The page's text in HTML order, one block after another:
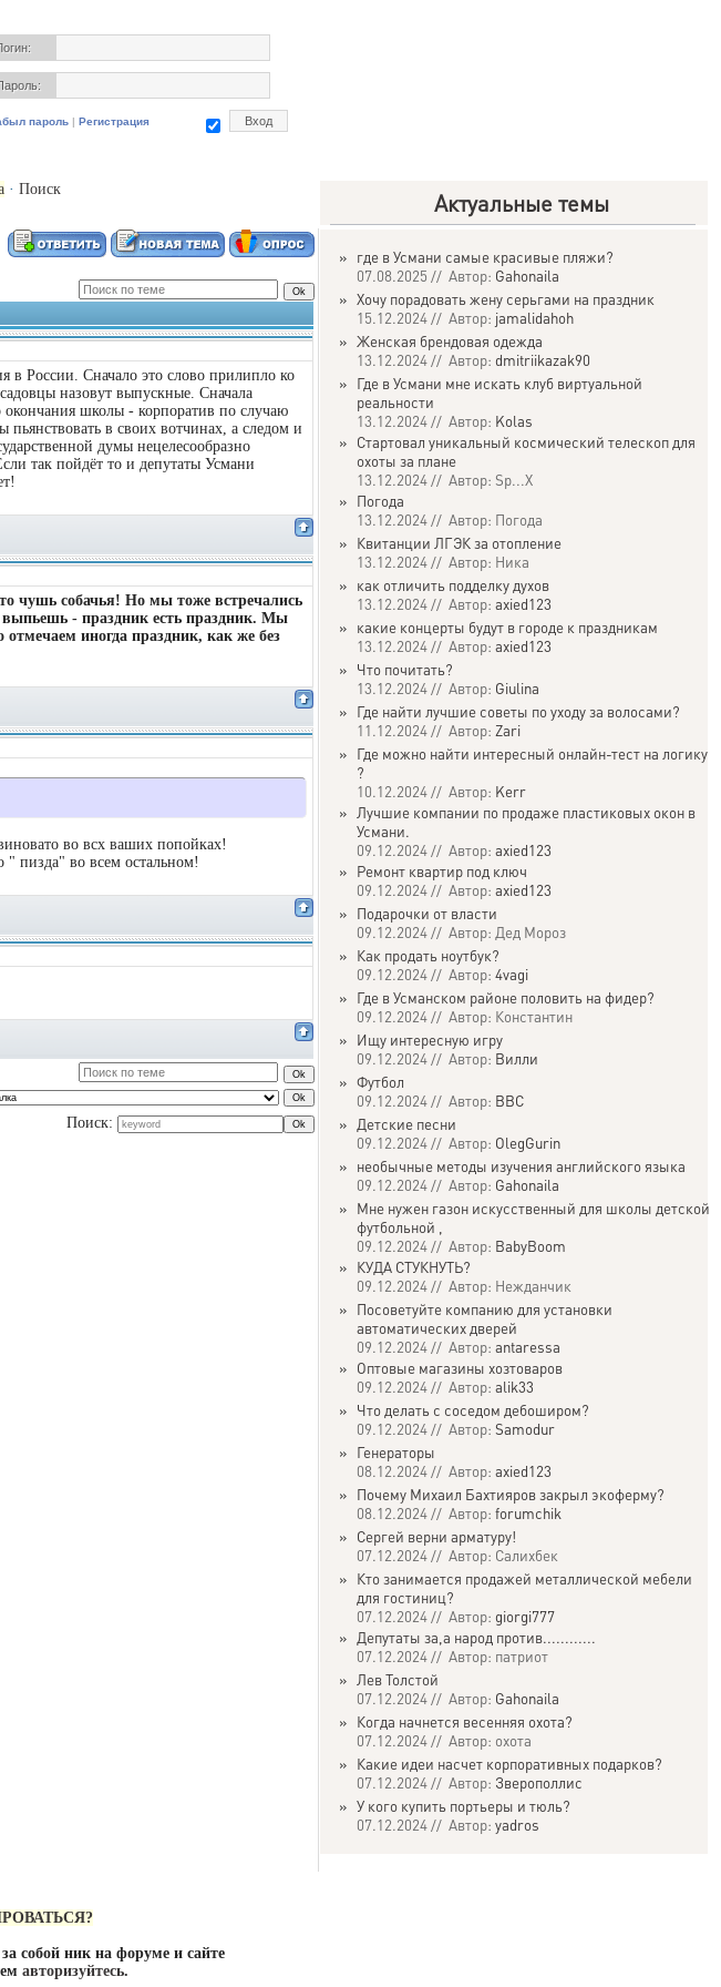
пароль | Регистрация
· Поиск Актуальные темы
в России. Сначало это слово прилипло ко
назовут выпускные. Сначала
школы - корпоратив по случаю
в своих вотчинах, а следом и
думы нецелесообразно
так пойдёт то и депутаты Усмани
чушь собачья! Но мы тоже встречались
- праздник есть праздник. Мы
иногда праздник, как же без
во всх ваших попойках!
пиздa" во всем остальном!
Поиск:
» где в Усмани самые красивые пляжи?
07.08.2025 // Автор: Gahonaila
» Хочу порадовать жену серьгами на праздник
15.12.2024 // Автор: jamalidahoh
» Женская брендовая одежда
13.12.2024 // Автор: dmitriikazak90
» Где в Усмани мне искать клуб виртуальной
реальности
13.12.2024 // Автор: Kolas
» Стартовал уникальный космический телескоп для
охоты за плане
13.12.2024 // Автор: Sp...X
» Погода
13.12.2024 // Автор: Погода
» Квитанции ЛГЭК за отопление
13.12.2024 // Автор: Ника
» как отличить подделку духов
13.12.2024 // Автор: axied123
» какие концерты будут в городе к праздникам
13.12.2024 // Автор: axied123
» Что почитать?
13.12.2024 // Автор: Giulina
» Где найти лучшие советы по уходу за волосами?
11.12.2024 // Автор: Zari
» Где можно найти интересный онлайн-тест на логику
?
10.12.2024 // Автор: Kerr
» Лучшие компании по продаже пластиковых окон в
Усмани.
09.12.2024 // Автор: axied123
» Ремонт квартир под ключ
09.12.2024 // Автор: axied123
» Подарочки от власти
09.12.2024 // Автор: Дед Мороз
» Как продать ноутбук?
09.12.2024 // Автор: 4vagi
» Где в Усманском районе половить на фидер?
09.12.2024 // Автор: Константин
» Ищу интересную игру
09.12.2024 // Автор: Вилли
» Футбол
09.12.2024 // Автор: ВВС
» Детские песни
09.12.2024 // Автор: OlegGurin
» необычные методы изучения английского языка
09.12.2024 // Автор: Gahonaila
» Мне нужен газон искусственный для школы детской
футбольной ,
09.12.2024 // Автор: BabyBoom
» КУДА СТУКНУТЬ?
09.12.2024 // Автор: Нежданчик
» Посоветуйте компанию для установки
автоматических дверей
09.12.2024 // Автор: antaressa
» Оптовые магазины хозтоваров
09.12.2024 // Автор: alik33
» Что делать с соседом дебоширом?
09.12.2024 // Автор: Samodur
» Генераторы
08.12.2024 // Автор: axied123
» Почему Михаил Бахтияров закрыл экоферму?
08.12.2024 // Автор: forumchik
» Сергей верни арматуру!
07.12.2024 // Автор: Салихбек
» Кто занимается продажей металлической мебели
для гостиниц?
07.12.2024 // Автор: giorgi777
» Депутаты за,а народ против............
07.12.2024 // Автор: патриот
» Лев Толстой
07.12.2024 // Автор: Gahonaila
» Когда начнется весенняя охота?
07.12.2024 // Автор: охота
» Какие идеи насчет корпоративных подарков?
07.12.2024 // Автор: Зверополлис
» У кого купить портьеры и тюль?
07.12.2024 // Автор: yadros
собой ник на форуме и сайте
авторизуйтесь.